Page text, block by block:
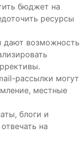
бюджет на
ресурсы
дают возможность
рассылки могут
местные
блоги и
на